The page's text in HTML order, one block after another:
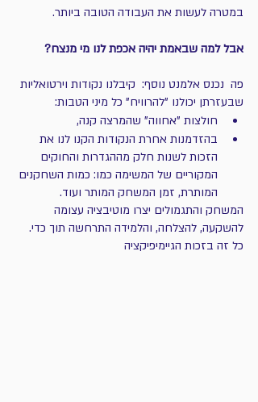
במטרה לעשות את העבודה הטובה ביותר.
אבל למה שבאמת יהיה אכפת לנו מי מנצח?
פה  נכנס אלמנט נוסף:  קיבלנו נקודות וירטואליות
שבעזרתן יכולנו "להרוויח" כל מיני הטבות:
חולצות "אחווה" שהמרצה קנה,
בהזדמנות אחרת הנקודות הקנו לנו את
הזכות לשנות חלק מההגדרות והחוקים
המקוריים של המשימה כמו: כמות השחקנים
המותרת, זמן המשחק המותר ועוד.
המשחק והתגמולים יצרו מוטיבציה עצומה
להשקעה, להצלחה, והלמידה התרחשה תוך כדי.
כל זה בזכות הגיימיפיקציה